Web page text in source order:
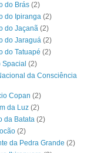
do Brás (2)
do Ipiranga (2)
do Jaçanã (2)
do Jaraguá (2)
do Tatuapé (2)
(2)
da Consciência
Copan (2)
da Luz (2)
da Batata (2)
(2)
da Pedra Grande (2)